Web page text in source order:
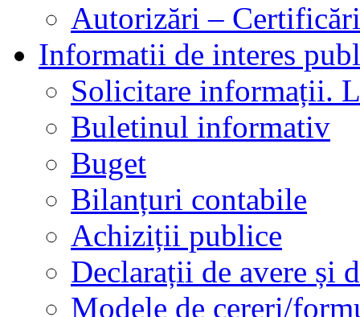
Autorizări –
Informatii de interes
Solicitare informații.
Buletinul informativ
Buget
Bilanțuri contabile
Achiziții publice
Declarații de avere și
Modele de cereri/